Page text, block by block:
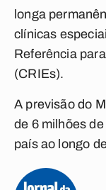
longa
clínicas
Referência
(CRIEs).
A previsão do
de 6 milhões
país ao longo